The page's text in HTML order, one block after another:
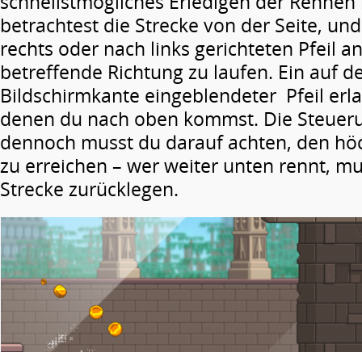
betrachtest die Strecke von der Seite,
rechts oder nach links gerichteten Pfeil
betreffende Richtung zu laufen. Ein auf
Bildschirmkante eingeblendeter Pfeil
denen du nach oben kommst. Die
dennoch musst du darauf achten, den
zu erreichen – wer weiter unten rennt,
Strecke zurücklegen.